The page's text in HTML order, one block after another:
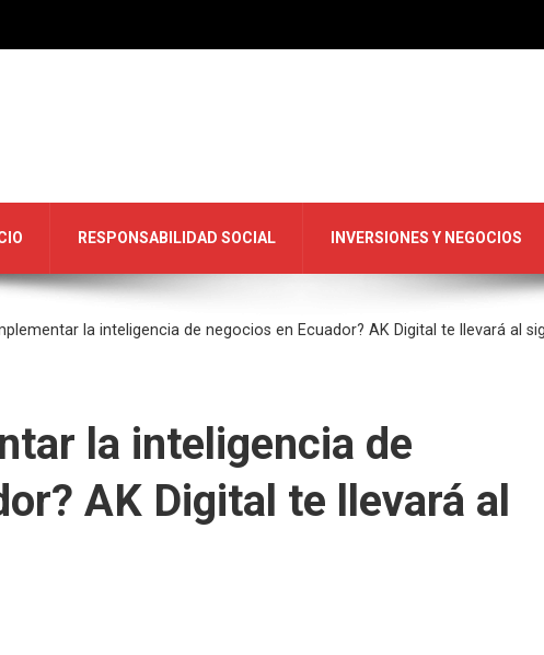
RESPONSABILIDAD SOCIAL INVERSIONES Y NEGOCIOS
la inteligencia de negocios en Ecuador? AK Digital te llevará al
la inteligencia de
AK Digital te llevará al